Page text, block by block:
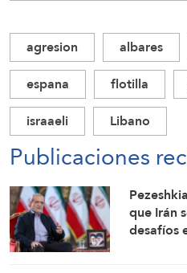
agresion albares
espana
flotilla
israaeli
Libano
Publicaciones
que Irán
desafíos